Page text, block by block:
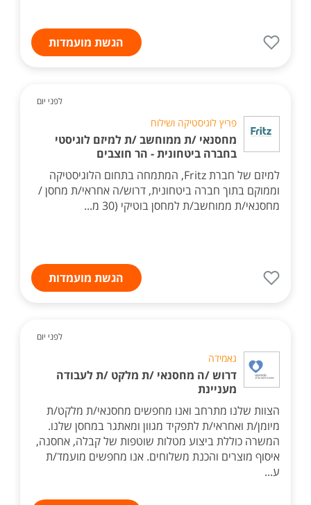
הגשת מועמדות
לפני יום
פריץ לוגיסטיקה ושילוח
מחסנאי /ת ממוחשב /ת למיזם לוגיסטי
בחברה ביטחונית - הר חוצבים
למיזם של חברת Fritz, המתמחה בתחום הלוגיסטיקה
וממוקם בתוך חברה ביטחונית, דרוש/ה אחראי/ת מחסן /
מחסנאי/ת ממוחשב/ת למחסן בוטיקי (30 מ...
הגשת מועמדות
לפני יום
גאמידה
דרוש /ה מחסנאי /ת מלקט /ת לעבודה
מעניינת
הצוות שלנו מתרחב ואנו מחפשים מחסנאי/ת מלקט/ת
מיומן/ת ואחראי/ת לתפקיד מגוון ומאתגר במחסן שלנו.
המשרה כוללת ביצוע מטלות שוטפות של קבלה, אחסנה,
איסוף מוצרים והכנת משלוחים. אנו מחפשים מועמד/ת
ע...